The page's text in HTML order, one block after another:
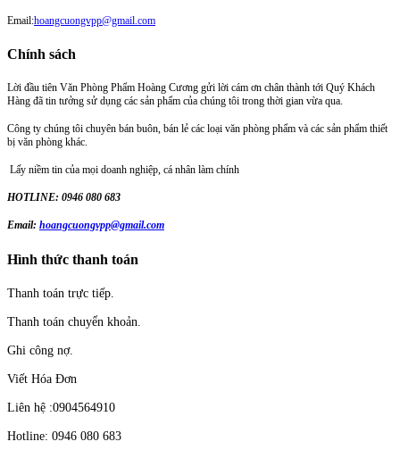
Email:hoangcuongvpp@gmail.com
Chính sách
Lời đầu tiên Văn Phòng Phẩm Hoàng Cương gửi lời cám ơn chân thành tới Quý Khách
Hàng đã tin tưởng sử dụng các sản phẩm của chúng tôi trong thời gian vừa qua.
Công ty chúng tôi chuyên bán buôn, bán lẻ các loại văn phòng phẩm và các sản phẩm thiết
bị văn phòng khác.
Lấy niềm tin của mọi doanh nghiệp, cá nhân làm chính
HOTLINE: 0946 080 683
Email: hoangcuongvpp@gmail.com
Hình thức thanh toán
Thanh toán trực tiếp.
Thanh toán chuyển khoản.
Ghi công nợ.
Viết Hóa Đơn
Liên hệ :0904564910
Hotline: 0946 080 683